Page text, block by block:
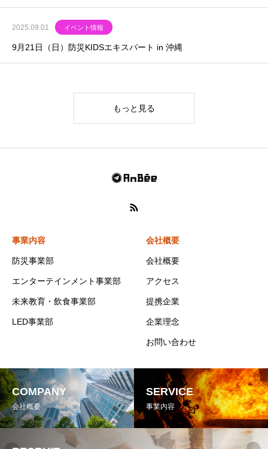
2025.09.01 イベント情報
9月21日（日）防災KIDSエキスパート in 沖縄
もっと見る
事業内容
防災事業部
エンターテインメント事業部
未来教育・飲食事業部
LED事業部
会社概要
会社概要
アクセス
提携企業
企業理念
お問い合わせ
COMPANY
会社概要
SERVICE
事業内容